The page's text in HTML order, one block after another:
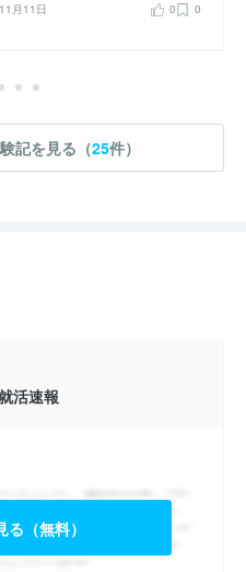
月11日 0 0
記を見る（25件）
活速報
（無料）